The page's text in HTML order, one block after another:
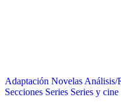
Adaptación Novelas Análisis/
Secciones Series Series y cine